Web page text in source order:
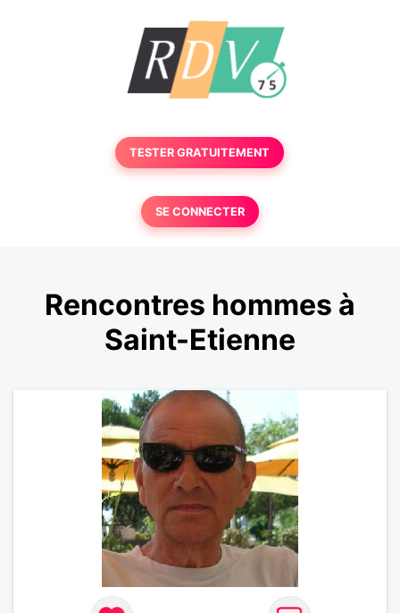
TESTER GRATUITEMENT
SE CONNECTER
Rencontres hommes à
Saint-Etienne